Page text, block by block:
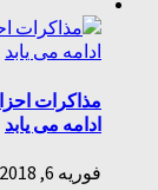
مذاکرات
ادامه می یابد
فوریه 6, 2018